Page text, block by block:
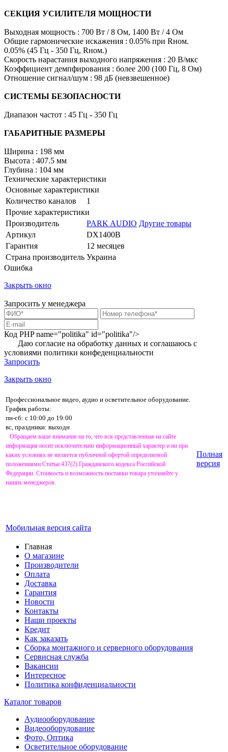
СЕКЦИЯ УСИЛИТЕЛЯ МОЩНОСТИ
Выходная мощность : 700 Вт / 8 Ом, 1400 Вт / 4 Ом
Общие гармонические искажения : 0.05% при Rном.
0.05% (45 Гц - 350 Гц, Rном.)
Скорость нарастания выходного напряжения : 20 В/мкс
Коэффициент демпфирования : более 200 (100 Гц, 8 Ом)
Отношение сигнал/шум : 98 дБ (невзвешенное)
СИСТЕМЫ БЕЗОПАСНОСТИ
Диапазон частот : 45 Гц - 350 Гц
ГАБАРИТНЫЕ РАЗМЕРЫ
Ширина : 198 мм
Высота : 407.5 мм
Глубина : 104 мм
Технические характеристики
Основные характеристики
Количество каналов
1
Прочие характеристики
Производитель
PARK AUDIO Другие товары
Артикул
DX1400B
Гарантия
12 месяцев
Страна производитель Украина
Ошибка
Закрыть окно
Запросить у менеджера
Код PHPname="politika" id="politika"/>
Даю согласие на обработку данных и соглашаюсь с
условиями политики конфеденциальности
Запросить
Закрыть окно
Профессиональное видео, аудио и осветительное оборудование.
График работы:
пн-сб: с 10:00 до 19:00
вс, праздники: выходн
Обращаем ваше внимание на то, что вся представленная на сайте
информация носит исключительно информационный характер и ни при
каких условиях не является публичной офертой определяемой
положениями Статьи 437(2) Гражданского кодекса Российской
Федерации. Стоимость и возможность поставки товара уточняйте у
наших менеджеров.
Мобильная версия сайта
Полная
версия
Главная
О магазине
Производители
Оплата
Доставка
Гарантия
Новости
Контакты
Наши проекты
Кредит
Как заказать
Сборка монтажного и серверного оборудования
Сервисная служба
Вакансии
Интересное
Политика конфиденциальности
Каталог товаров
Аудиооборудование
Видеооборудование
Фото, Оптика
Осветительное оборудование